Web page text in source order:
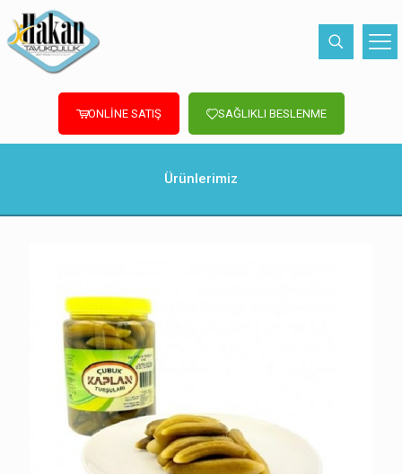
ONLİNE SATIŞ SAĞLIKLI BESLENME
Ürünlerimiz